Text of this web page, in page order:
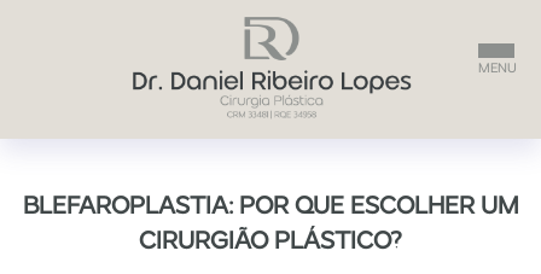
DR. DANIEL
BLEFAROPLASTIA: POR QUE ESCOLHER UM
CIRURGIÃO PLÁSTICO?